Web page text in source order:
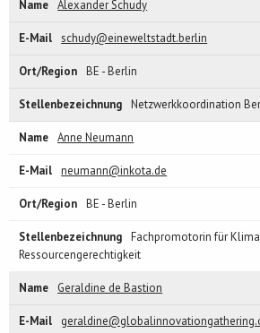
Alexander Schudy
schudy@eineweltstadt.berlin
BE - Berlin
Netzwerkkoordination
Anne Neumann
neumann@inkota.de
BE - Berlin
Fachpromotorin für
Ressourcengerechtigkeit
Geraldine de Bastion